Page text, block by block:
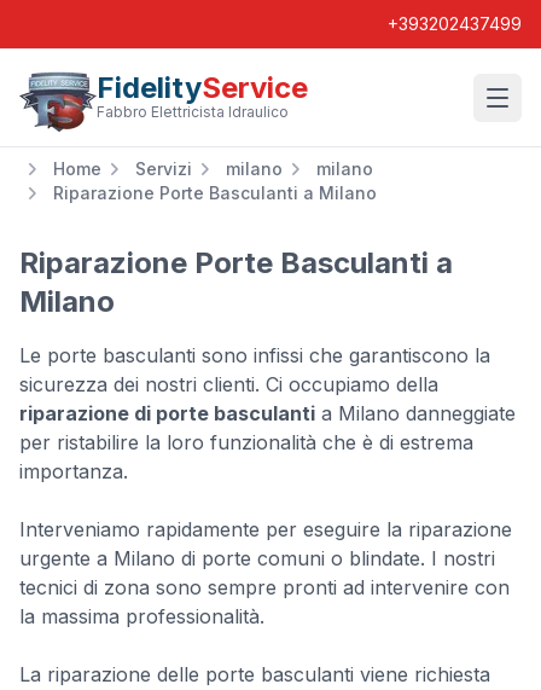
+393202437499
FidelityService
Fabbro Elettricista Idraulico
Home Servizi milano
milano
Riparazione Porte Basculanti a Milano
Riparazione Porte Basculanti a
Milano
Le porte basculanti sono infissi che garantiscono la
sicurezza dei nostri clienti. Ci occupiamo della
riparazione di porte basculanti a Milano danneggiate
per ristabilire la loro funzionalità che è di estrema
importanza.
Interveniamo rapidamente per eseguire la riparazione
urgente a Milano di porte comuni o blindate. I nostri
tecnici di zona sono sempre pronti ad intervenire con
la massima professionalità.
La riparazione delle porte basculanti viene richiesta